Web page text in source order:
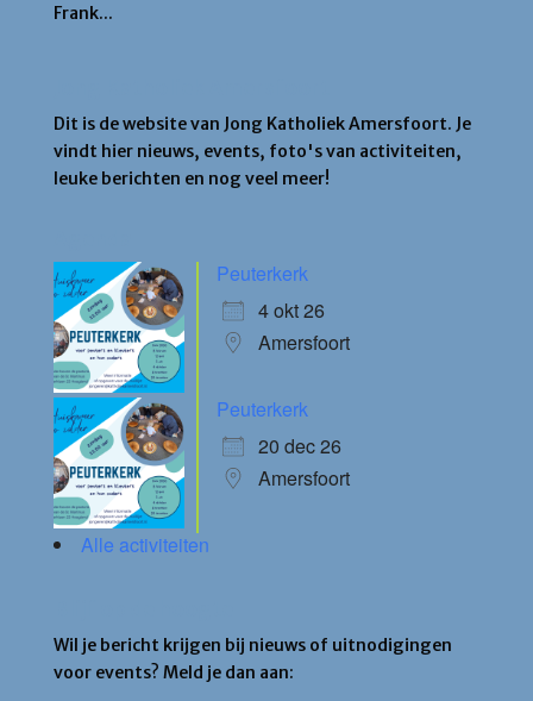
Frank...
Dit is de website van Jong Katholiek Amersfoort. Je
vindt hier nieuws, events, foto's van activiteiten,
leuke berichten en nog veel meer!
Peuterkerk
4 okt 26
Amersfoort
Peuterkerk
20 dec 26
Amersfoort
Alle activiteiten
Wil je bericht krijgen bij nieuws of uitnodigingen
voor events? Meld je dan aan: